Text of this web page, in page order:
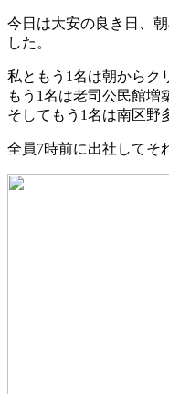
今日は大安の良き日、
した。
私ともう1名は朝からク
もう1名は老司公民館増
そしてもう1名は南区野
全員7時前に出社してそ